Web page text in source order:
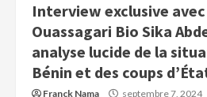
Interview exclusive
Ouassagari Bio Sika
analyse lucide de la
Bénin et des coups
Franck Nama septembre 7, 2024